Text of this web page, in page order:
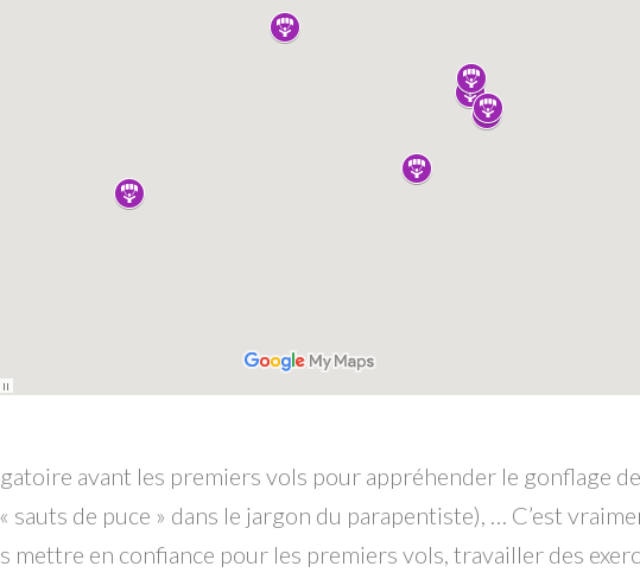
avant les premiers vols pour appréhender le gonflage
sauts de puce » dans le jargon du parapentiste), … C’est
mettre en confiance pour les premiers vols, travailler des